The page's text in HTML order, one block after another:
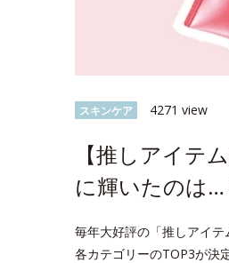
スキンケア 4271 view
【推しアイテ
に輝いたのは…
毎年大好評の「推しアイテ
各カテゴリーのTOP3が決